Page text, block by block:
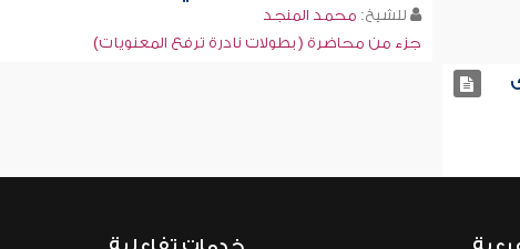
للشيخ: محمد المنجد
جزء من محاضرة ( بطولات نادرة ترفع المعنويات)